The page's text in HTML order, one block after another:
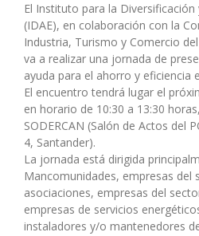
El Instituto para la
(IDAE), en colaboración con la
Industria, Turismo y Comercio
va a realizar una jornada de
ayuda para el ahorro y eficiencia
El encuentro tendrá lugar el
en horario de 10:30 a 13:30
SODERCAN (Salón de Actos del
4, Santander).
La jornada está dirigida
Mancomunidades, empresas del
asociaciones, empresas del
empresas de servicios
instaladores y/o mantenedores